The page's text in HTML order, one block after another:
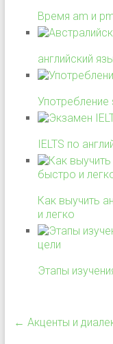
Время am и
английский
Употребление
IELTS по
Как выучить
и легко
Этапы
← Акценты и